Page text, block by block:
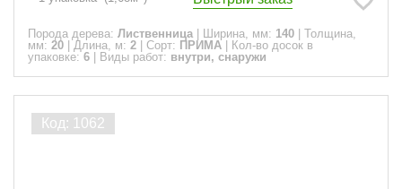
Порода дерева: Лиственница Ширина, мм: 140
Толщина,
мм: 20 Длина, м: 2 Сорт: ПРИМА
Кол-во досок в
упаковке: 6 Виды работ: внутри, снаружи